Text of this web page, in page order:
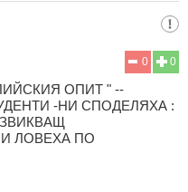
0
0
ОПИТ " --
-НИ СПОДЕЛЯХА :
ЛОВЕХА ПО